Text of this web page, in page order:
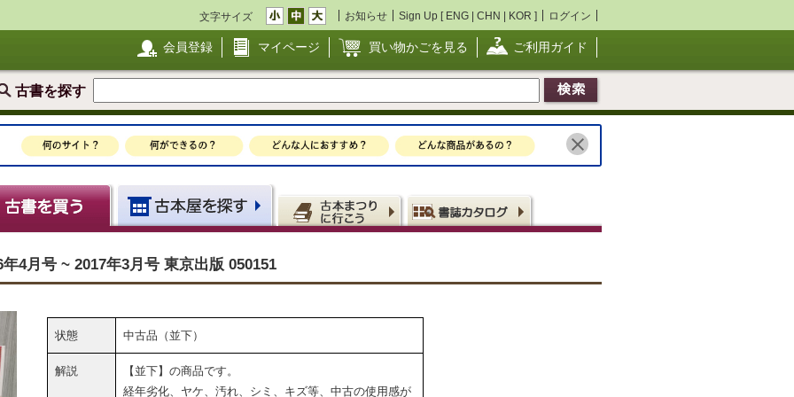
文字サイズ お知らせ Sign Up [ ENG | CHN | KOR ] ログイン
会員登録 マイページ 買い物かごを見る ご利用ガイド
古書を探す
4月号 ~ 2017年3月号 東京出版 050151
状態 中古品（並下）
解説
【並下】の商品です。
経年劣化、ヤケ、汚れ、シミ、キズ等、中古の使用感が